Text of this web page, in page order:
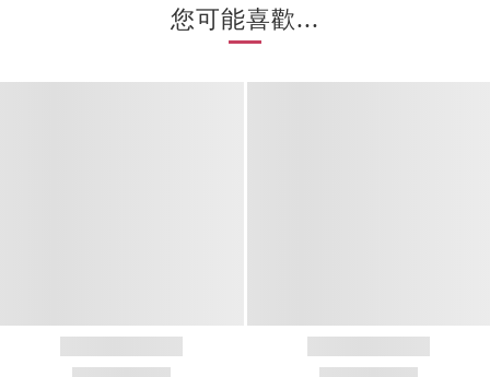
您可能喜歡...